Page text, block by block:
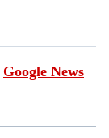
Google News